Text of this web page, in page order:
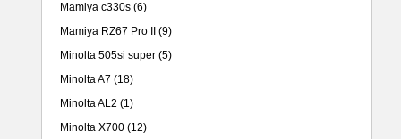
Mamiya c330s (6)
Mamiya RZ67 Pro II
(9)
Minolta 505si super (5)
Minolta A7 (18)
Minolta AL2 (1)
Minolta X700 (12)